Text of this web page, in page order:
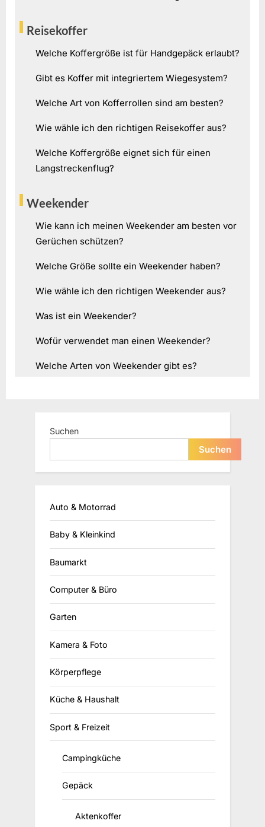
Reisekoffer
Welche Koffergröße ist für Handgepäck erlaubt?
Gibt es Koffer mit integriertem Wiegesystem?
Welche Art von Kofferrollen sind am besten?
Wie wähle ich den richtigen Reisekoffer aus?
Welche Koffergröße eignet sich für einen
Langstreckenflug?
Weekender
Wie kann ich meinen Weekender am besten vor
Gerüchen schützen?
Welche Größe sollte ein Weekender haben?
Wie wähle ich den richtigen Weekender aus?
Was ist ein Weekender?
Wofür verwendet man einen Weekender?
Welche Arten von Weekender gibt es?
Suchen
Suchen
Auto & Motorrad
Baby & Kleinkind
Baumarkt
Computer & Büro
Garten
Kamera & Foto
Körperpflege
Küche & Haushalt
Sport & Freizeit
Campingküche
Gepäck
Aktenkoffer